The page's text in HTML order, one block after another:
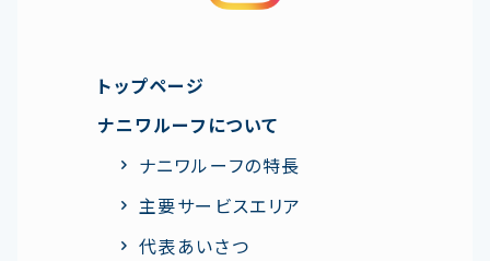
トップページ
ナニワルーフについて
ナニワルーフの特⻑
主要サービスエリア
代表あいさつ